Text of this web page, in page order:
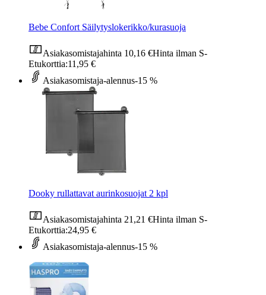
Bebe Confort Säilytyslokerikko/kurasuoja
Asiakasomistajahinta 10,16 €Hinta ilman S-
Etukorttia:11,95 €
Asiakasomistaja-alennus-15 %
Dooky rullattavat aurinkosuojat 2 kpl
Asiakasomistajahinta 21,21 €Hinta ilman S-
Etukorttia:24,95 €
Asiakasomistaja-alennus-15 %